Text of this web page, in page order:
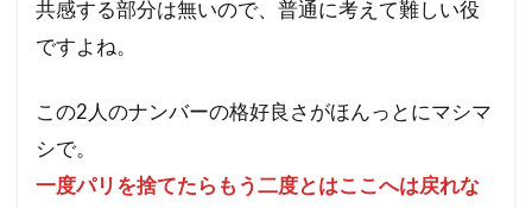
共感する部分は無いので、普通に考えて難しい役
ですよね。
この2人のナンバーの格好良さがほんっとにマシマ
シで。
一度パリを捨てたらもう二度とはここへは戻れな